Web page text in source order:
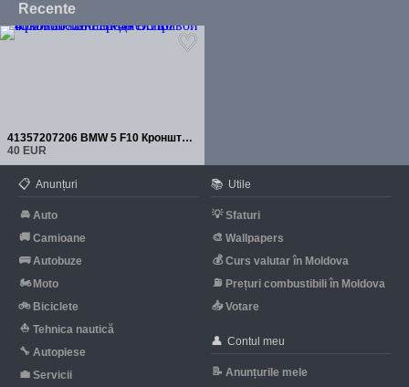
Recente
41357207206 BMW 5 F10 Кронштейн передней правой боковой панели
40 EUR
📋 Anunțuri
🚘 Auto
🚚 Camioane
🚌 Autobuze
🏍 Moto
🚲 Biciclete
⛵ Tehnica nautică
🔧 Autopiese
💼 Servicii
📚 Utile
💡 Sfaturi
🎨 Wallpapers
💰 Curs valutar în Moldova
⛽ Prețuri combustibili în Moldova
📥 Votare
👤 Contul meu
📝 Anunțurile mele